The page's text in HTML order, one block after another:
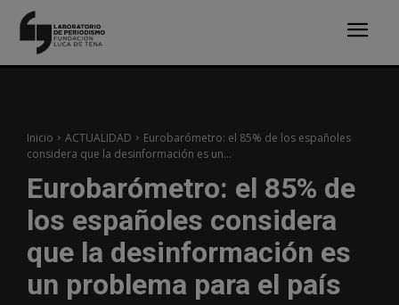
Inicio ACTUALIDAD
Eurobarómetro: el 85% de los españoles
considera que la desinformación es un...
Eurobarómetro: el 85% de
los españoles considera
que la desinformación es
un problema para el país